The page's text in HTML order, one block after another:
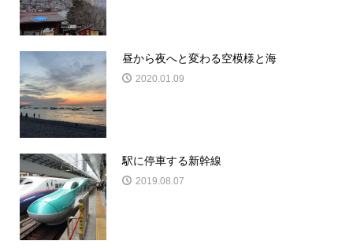
昼から夜へと変わる空模様と海
2020.01.09
駅に停車する新幹線
2019.08.07